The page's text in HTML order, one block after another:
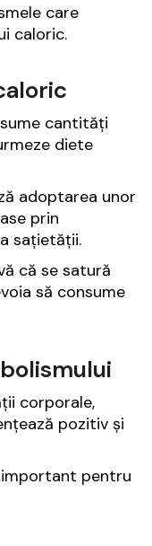
care
caloric.
cantități
diete
adoptarea unor
prin
sațietății.
că se satură
să consume
corporale,
pozitiv și
pentru